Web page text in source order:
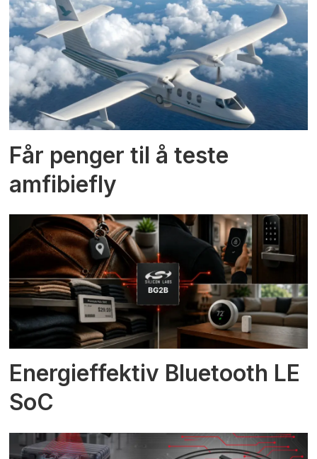
Får penger til å teste
amfibiefly
Energieffektiv Bluetooth LE
SoC